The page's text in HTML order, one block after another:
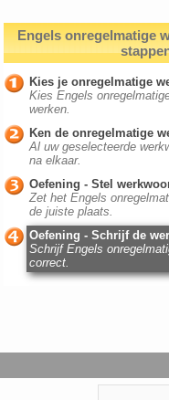
Engels onregelmatige
Kies je onregelmatige
Kies Engels
werken.
Ken de onregelmatige
Al uw geselecteerde
na elkaar.
Oefening - Stel
Zet het Engels
de juiste plaats.
Oefening - Schrijf de
Schrijf Engels
correct.